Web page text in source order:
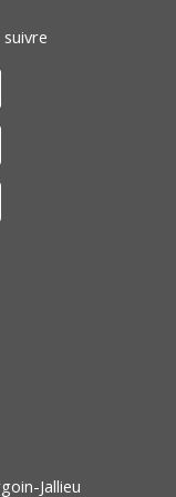
Jallieu